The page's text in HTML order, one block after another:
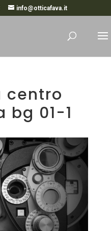
info@otticafava.it
centro
bg 01-1